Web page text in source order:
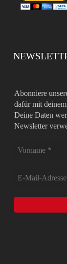
Abonniere
dafür mit
Deine Daten
Newsletter